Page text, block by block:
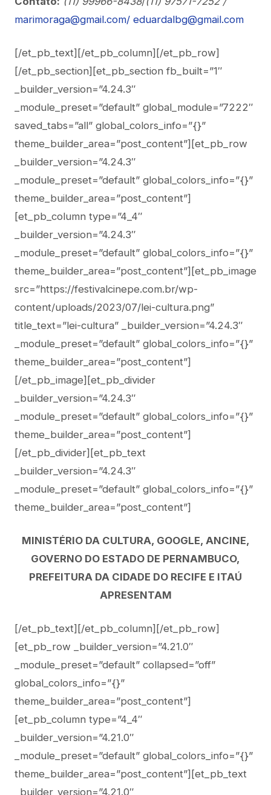
marimoraga@gmail.com/ eduardalbg@gmail.com
[/et_pb_text][/et_pb_column][/et_pb_row]
[/et_pb_section][et_pb_section fb_built=”1″
_builder_version=”4.24.3″
_module_preset=”default” global_module=”7222″
saved_tabs=”all” global_colors_info=”{}”
theme_builder_area=”post_content”][et_pb_row
_builder_version=”4.24.3″
_module_preset=”default” global_colors_info=”{}”
theme_builder_area=”post_content”]
[et_pb_column type=”4_4″
_builder_version=”4.24.3″
_module_preset=”default” global_colors_info=”{}”
theme_builder_area=”post_content”][et_pb_image
src=”https://festivalcinepe.com.br/wp-
content/uploads/2023/07/lei-cultura.png”
title_text=”lei-cultura” _builder_version=”4.24.3″
_module_preset=”default” global_colors_info=”{}”
theme_builder_area=”post_content”]
[/et_pb_image][et_pb_divider
_builder_version=”4.24.3″
_module_preset=”default” global_colors_info=”{}”
theme_builder_area=”post_content”]
[/et_pb_divider][et_pb_text
_builder_version=”4.24.3″
_module_preset=”default” global_colors_info=”{}”
theme_builder_area=”post_content”]
MINISTÉRIO DA CULTURA, GOOGLE, ANCINE,
GOVERNO DO ESTADO DE PERNAMBUCO,
PREFEITURA DA CIDADE DO RECIFE E ITAÚ
APRESENTAM
[/et_pb_text][/et_pb_column][/et_pb_row]
[et_pb_row _builder_version=”4.21.0″
_module_preset=”default” collapsed=”off”
global_colors_info=”{}”
theme_builder_area=”post_content”]
[et_pb_column type=”4_4″
_builder_version=”4.21.0″
_module_preset=”default” global_colors_info=”{}”
theme_builder_area=”post_content”][et_pb_text
_builder_version=”4.21.0″